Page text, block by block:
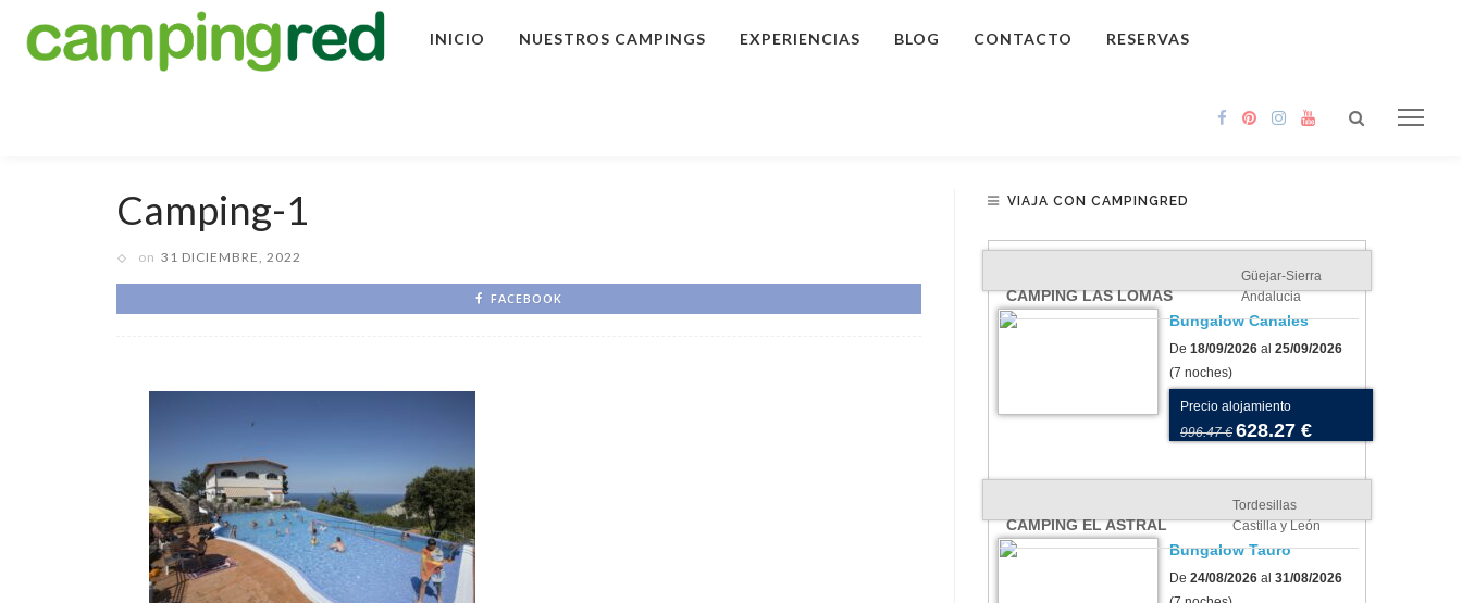
INICIO NUESTROS CAMPINGS EXPERIENCIAS BLOG CONTACTO RESERVAS
Camping-1
on 31 DICIEMBRE, 2022
FACEBOOK
VIAJA CON CAMPINGRED
CAMPING LAS LOMAS
Güejar-Sierra
Andalucia
Bungalow Canales
De 18/09/2026 al 25/09/2026
(7 noches)
Precio alojamiento
996.47 € 628.27 €
CAMPING EL ASTRAL
Tordesillas
Castilla y León
Bungalow Tauro
De 24/08/2026 al 31/08/2026